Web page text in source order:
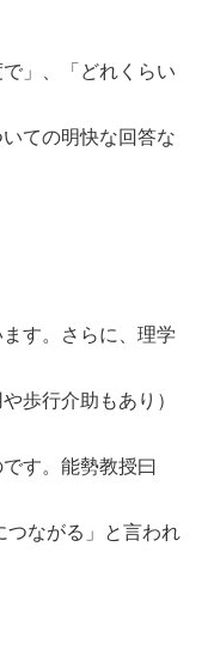
」、「どれくらい
ての明快な回答な
す。さらに、理学
歩行介助もあり）
す。能勢教授曰
つながる」と言われ